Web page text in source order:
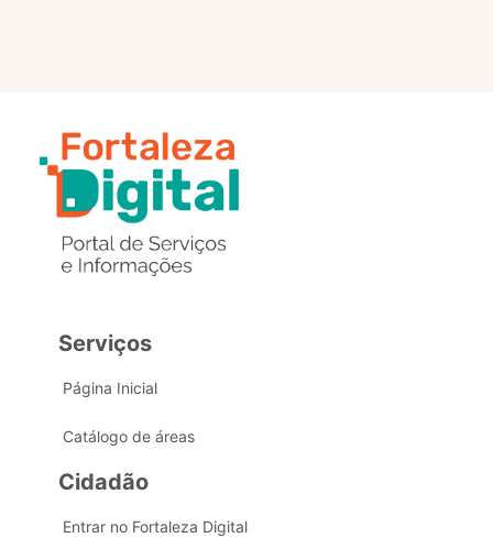
Serviços
Página Inicial
Catálogo de áreas
Cidadão
Entrar no Fortaleza Digital